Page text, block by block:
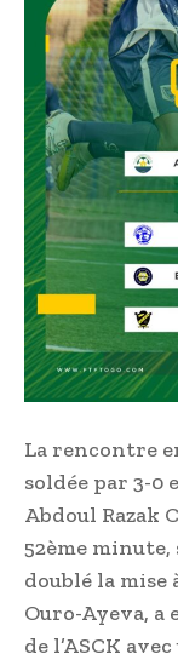
La rencontre
soldée par 3-0
Abdoul Razak
52ème
doublé la mise
Ouro-Ayeva,
de l’ASCK